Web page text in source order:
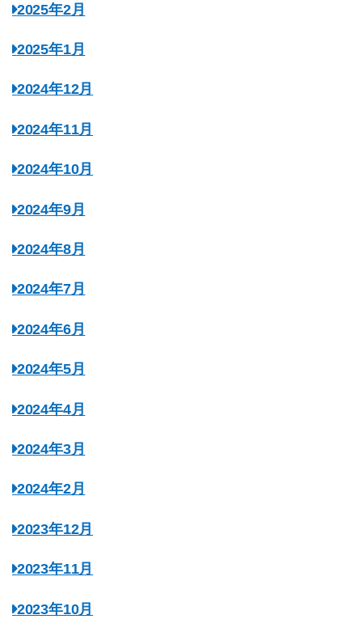
2025年2月
2025年1月
2024年12月
2024年11月
2024年10月
2024年9月
2024年8月
2024年7月
2024年6月
2024年5月
2024年4月
2024年3月
2024年2月
2023年12月
2023年11月
2023年10月